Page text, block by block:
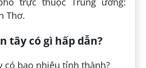
Thơ.
tây có gì hấp dẫn?